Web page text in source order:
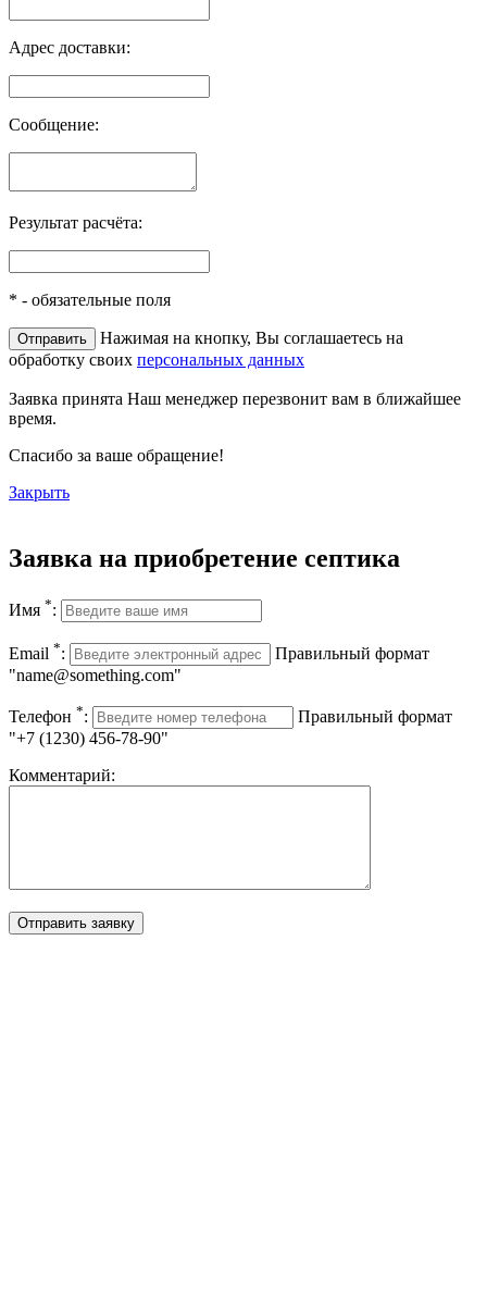
Адрес доставки:
Сообщение:
Результат расчёта:
* - обязательные поля
Нажимая на кнопку, Вы соглашаетесь на
обработку своих персональных данных
Заявка принята Наш менеджер перезвонит вам в ближайшее
время.
Спасибо за ваше обращение!
Закрыть
Заявка на приобретение септика
Имя *:
Email *:
Правильный формат
"name@something.com"
Телефон *:
Правильный формат
"+7 (1230) 456-78-90"
Комментарий: